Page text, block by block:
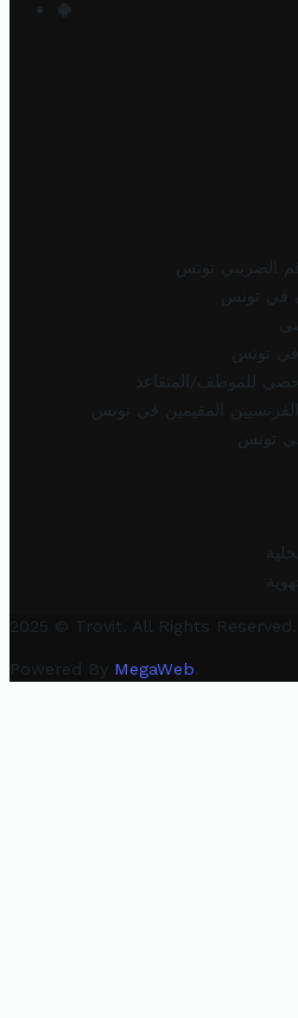
الضريبي تونس
في تونس
في تونس
للموظف/المتقاعد
المقيمين في تونس
تونس
2025 © Trovit. All Rights Reserved.
Powered By MegaWeb